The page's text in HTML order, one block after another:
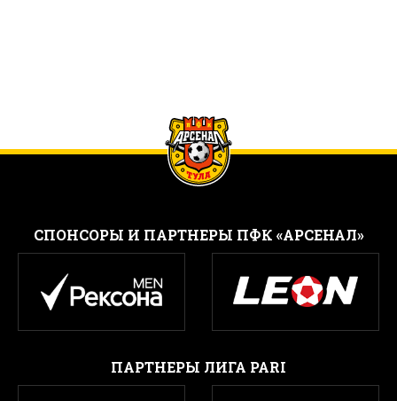
CПОНСОРЫ И ПАРТНЕРЫ ПФК «АРСЕНАЛ»
ПАРТНЕРЫ ЛИГА PARI